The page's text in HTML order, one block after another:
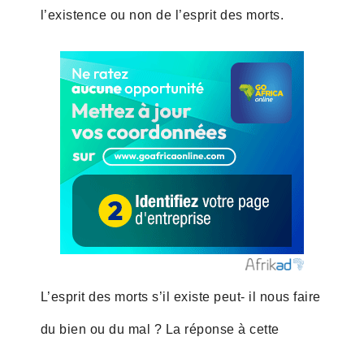
l’existence ou non de l’esprit des morts.
L’esprit des morts s’il existe peut- il nous faire
du bien ou du mal ? La réponse à cette